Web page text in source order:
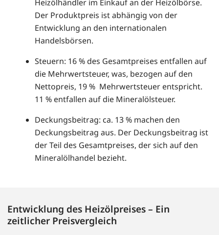
Heizölhändler im Einkauf an der Heizölbörse.
Der Produktpreis ist abhängig von der
Entwicklung an den internationalen
Handelsbörsen.
Steuern: 16 % des Gesamtpreises entfallen auf
die Mehrwertsteuer, was, bezogen auf den
Nettopreis, 19 % Mehrwertsteuer entspricht.
11 % entfallen auf die Mineralölsteuer.
Deckungsbeitrag: ca. 13 % machen den
Deckungsbeitrag aus. Der Deckungsbeitrag ist
der Teil des Gesamtpreises, der sich auf den
Mineralölhandel bezieht.
Entwicklung des Heizölpreises – Ein
zeitlicher Preisvergleich